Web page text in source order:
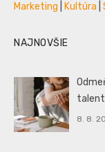
Marketing
Kultúra
NAJNOVŠIE
talent
8. 8.